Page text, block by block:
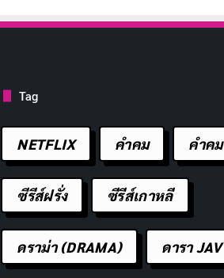
Tag
NETFLIX คำคม คําคม
ซีรีส์ฝรั่ง ซีรีส์เกาหลี
ดราม่า (DRAMA) ดารา JAV